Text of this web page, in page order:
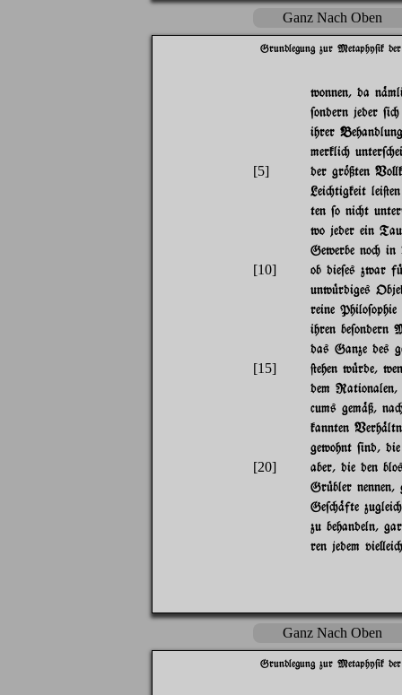
Ganz Nach Oben
Grundlegung zur Metaphy$ik
wonnen, da
$ondern jeder
ihrer
merkli"
[5]
der gr~ßten
Lei"tigkeit
ten $o ni"t
wo jeder ein
Gewerbe no" in
[10]
ob die$es zwar
unw|rdiges
reine
ihren be$ondern
das Ganze des
[15]
@ehen w|rde,
dem
cums gem%ß,
kannten
gewohnt $ind,
[20]
aber, die den
Gr|bler
Ge$"%fte
zu behandeln,
ren jedem
Ganz Nach Oben
Grundlegung zur Metaphy$ik